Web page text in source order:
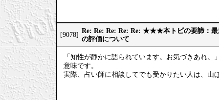
[9078]
Re: Re: Re: Re: Re: ★★★本トピの要諦：最
の評価について
「知性が静かに語られています。お気づきあれ
意味です。
実際、占い師に相談してでも受かりたい人は、山